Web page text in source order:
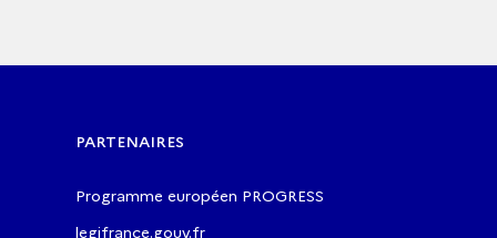
PARTENAIRES
Programme européen PROGRESS
legifrance.gouv.fr